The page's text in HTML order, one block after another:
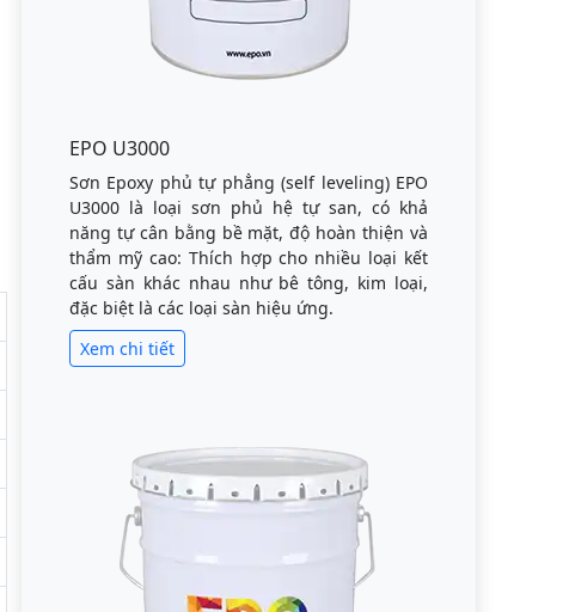
EPO U3000
Sơn Epoxy phủ tự phẳng (self leveling) EPO
U3000 là loại sơn phủ hệ tự san, có khả
năng tự cân bằng bề mặt, độ hoàn thiện và
thẩm mỹ cao: Thích hợp cho nhiều loại kết
cấu sàn khác nhau như bê tông, kim loại,
đặc biệt là các loại sàn hiệu ứng.
Xem chi tiết